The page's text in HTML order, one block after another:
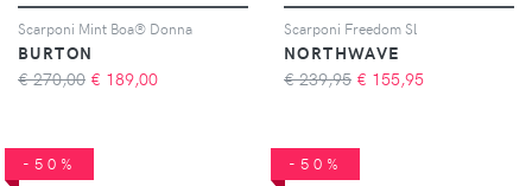
Scarponi Mint Boa® Donna
BURTON
€ 270,00 € 189,00
Scarponi Freedom Sl
NORTHWAVE
€ 239,95 € 155,95
-50% -50%